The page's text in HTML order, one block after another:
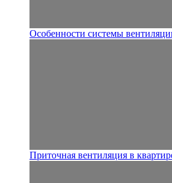
Особенности системы
Приточная вентиляция в